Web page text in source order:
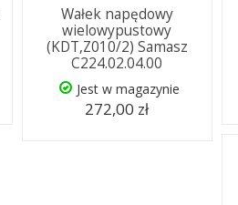
Wałek napędowy
wielowypustowy
(KDT,Z010/2) Samasz
C224.02.04.00
Jest w magazynie
272,00 zł